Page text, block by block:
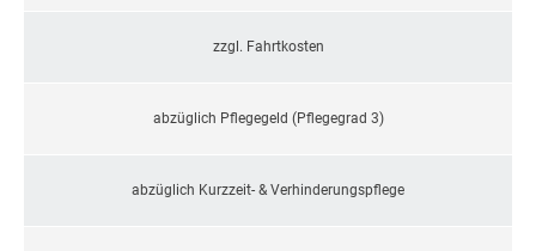
zzgl. Fahrtkosten
abzüglich Pflegegeld (Pflegegrad 3)
abzüglich Kurzzeit- & Verhinderungspflege